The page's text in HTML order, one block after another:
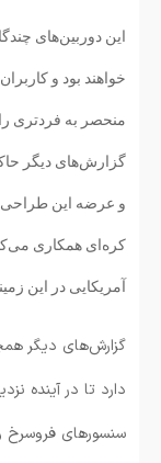
این دوربین‌های
خواهند بود و
منحصر به فردتری
گزارش‌های دیگر
کره‌ای همکاری
آمریکایی در این
گزارش‌های دیگر
دارد تا در آینده
سنسورهای فروسرخ